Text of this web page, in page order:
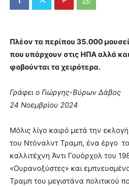
Πλέον τα περίπου 35.000
που υπάρχουν στις ΗΠΑ αλλά
φοβούνται τα χειρότερα.
Γράφει ο Γιώργης-Βύρων Δάβος
24 Νοεμβρίου 2024
Μόλις λίγο καιρό μετά την
του Ντόναλντ Τραμπ, ένα έργο
καλλιτέχνη Άντι Γουόρχολ του
«Ουρανοξύστες» και
Τραμπ του μεγιστάνα πολιτικού